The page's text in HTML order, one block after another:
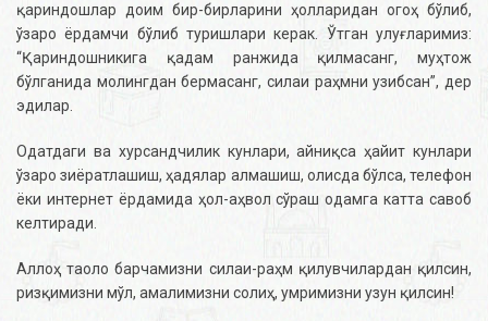
қариндошлар доим бир-бирларини ҳолларидан огоҳ бўлиб,
ўзаро ёрдамчи бўлиб туришлари керак. Ўтган улуғларимиз:
“Қариндошникига қадам ранжида қилмасанг, муҳтож
бўлганида молингдан бермасанг, силаи раҳмни узибсан”, дер
эдилар.
Одатдаги ва хурсандчилик кунлари, айниқса ҳайит кунлари
ўзаро зиёратлашиш, ҳадялар алмашиш, олисда бўлса, телефон
ёки интернет ёрдамида ҳол-аҳвол сўраш одамга катта савоб
келтиради.
Аллоҳ таоло барчамизни силаи-раҳм қилувчилардан қилсин,
ризқимизни мўл, амалимизни солиҳ, умримизни узун қилсин!